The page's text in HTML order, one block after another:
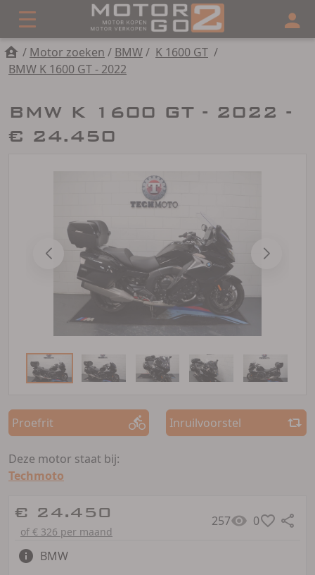
/ Motor zoeken / BMW/ K 1600 GT /
BMW K 1600 GT - 2022
BMW K 1600 GT - 2022 -
€ 24.450
Proefrit Inruilvoorstel
Deze motor staat bij:
Techmoto
€ 24.450
of € 326 per maand
257 0
BMW